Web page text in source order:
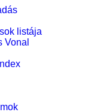
listája
Vonal